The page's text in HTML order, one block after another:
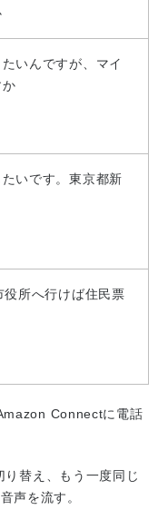
いんですが、マイ
いです。東京都新
所へ行けば住民票
Connectに電話
替え、もう一度同じ
声を流す。